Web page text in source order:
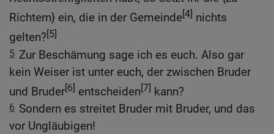
Richtern} ein, die in der Gemeinde[4] nichts
gelten?[5]
5 Zur Beschämung sage ich es euch. Also gar
kein Weiser ist unter euch, der zwischen Bruder
und Bruder[6] entscheiden[7] kann?
6 Sondern es streitet Bruder mit Bruder, und das
vor Ungläubigen!